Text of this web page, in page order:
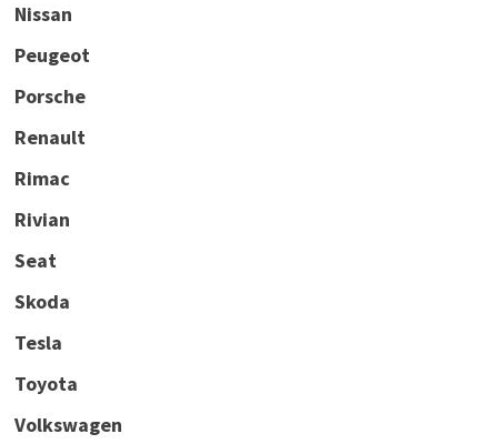
Nissan
Peugeot
Porsche
Renault
Rimac
Rivian
Seat
Skoda
Tesla
Toyota
Volkswagen